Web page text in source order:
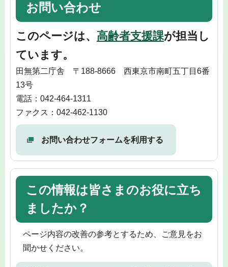
お問い合わせ
このページは、 高齢者支援課が担当し
ています。
田無第二庁舎 〒188-8666 西東京市南町五丁目6番
13号
電話：042-464-1311
ファクス：042-462-1130
お問い合わせフォームを利用する
この情報は皆さまのお役に立ち
ましたか？
ページ内容の改善の参考とするため、ご意見をお
聞かせください。